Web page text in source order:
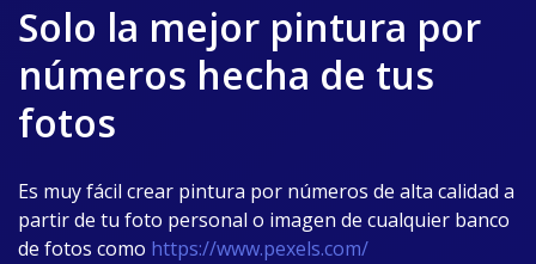
Solo la mejor pintura por
números hecha de tus
fotos
Es muy fácil crear pintura por números de alta calidad a
partir de tu foto personal o imagen de cualquier banco
de fotos como https://www.pexels.com/